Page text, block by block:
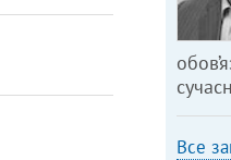
Все